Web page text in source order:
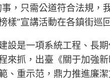
事，只需公道符合法規，
樣”宣講活動在各鎮街巡
設是一項系統工程、長
來抓，出臺《關于加強
、重示范，鼎力推進廉潔